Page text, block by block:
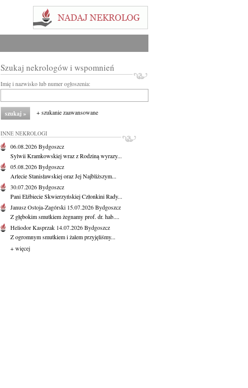
Szukaj nekrologów i wspomnień
Imię i nazwisko lub numer ogłoszenia:
+ szukanie zaawansowane
INNE NEKROLOGI
06.08.2026Bydgoszcz
Sylwii Kramkowskiej wraz z Rodziną wyrazy...
05.08.2026Bydgoszcz
Arlecie Stanisławskiej oraz Jej Najbliższym...
30.07.2026Bydgoszcz
Pani Elżbiecie Skwierzyńskiej Członkini Rady...
Janusz Ostoja-Zagórski 15.07.2026Bydgoszcz
Z głębokim smutkiem żegnamy prof. dr. hab....
Heliodor Kasprzak 14.07.2026Bydgoszcz
Z ogromnym smutkiem i żalem przyjęliśmy...
+ więcej